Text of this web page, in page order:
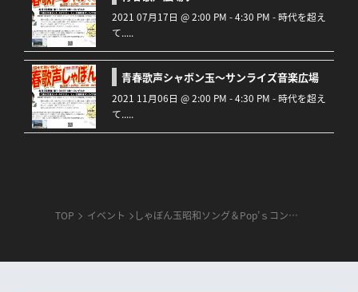
2021 07月17日 @ 2:00 PM - 4:30 PM - 時代を超え
て.....
青春歌声シャボン玉～サンライズ音楽広場
2021 11月06日 @ 2:00 PM - 4:30 PM - 時代を超え
て.....
TOP イベント しゃぼん玉昭和ソング＆Pop’ｓコンサート♪